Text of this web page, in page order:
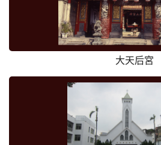
大天后宮